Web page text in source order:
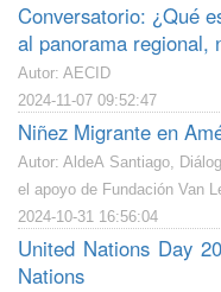
Conversatorio: ¿Qué
al panorama regional,
Autor: AECID
2024-11-07 09:52:47
Niñez Migrante en
Autor: AldeA Santiago,
el apoyo de Fundación Van
2024-10-31 16:56:04
United Nations Day
Nations